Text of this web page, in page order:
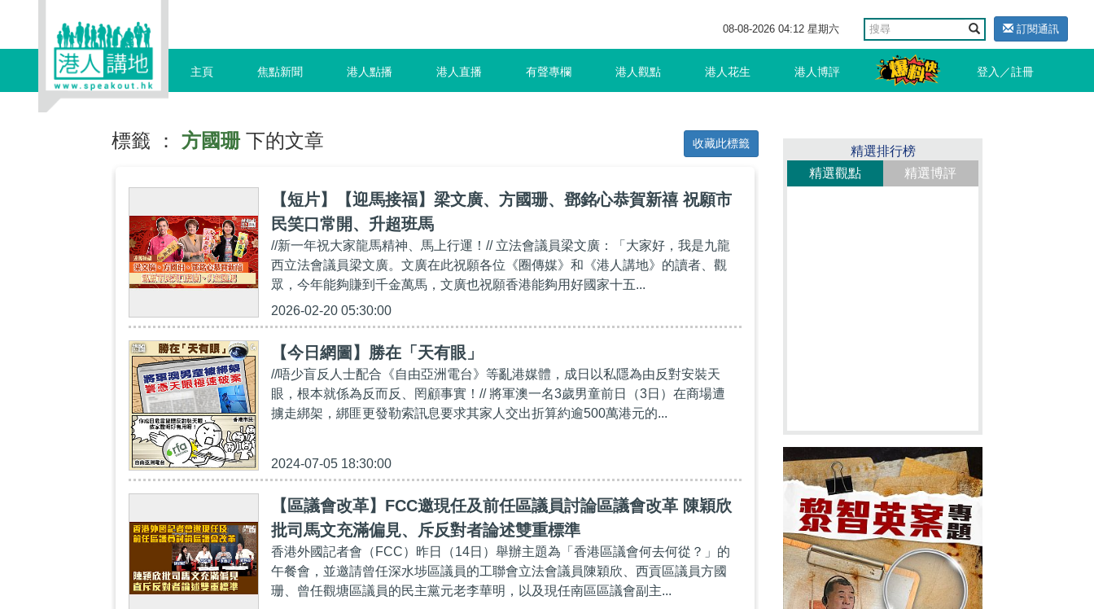
08-08-2026 04:12 星期六 訂閱通訊
主頁 焦點新聞 港人點播 港人直播 有聲專欄 港人觀點 港人花生 港人博評 登入／註冊
標籤 ： 方國珊下的文章 收藏此標籤
【短片】【迎馬接福】梁文廣、方國珊、鄧銘心恭賀新禧 祝願市
民笑口常開、升超班馬
//新一年祝大家龍馬精神、馬上行運！// 立法會議員梁文廣：「大家好，我是九龍
西立法會議員梁文廣。文廣在此祝願各位《圈傳媒》和《港人講地》的讀者、觀
眾，今年能夠賺到千金萬馬，文廣也祝願香港能夠用好國家十五...
2026-02-20 05:30:00
【今日網圖】勝在「天有眼」
//唔少盲反人士配合《自由亞洲電台》等亂港媒體，成日以私隱為由反對安裝天
眼，根本就係為反而反、罔顧事實！// 將軍澳一名3歲男童前日（3日）在商場遭
擄走綁架，綁匪更發勒索訊息要求其家人交出折算約逾500萬港元的...
2024-07-05 18:30:00
【區議會改革】FCC邀現任及前任區議員討論區議會改革 陳穎欣
批司馬文充滿偏見、斥反對者論述雙重標準
香港外國記者會（FCC）昨日（14日）舉辦主題為「香港區議會何去何從？」的
午餐會，並邀請曾任深水埗區議員的工聯會立法會議員陳穎欣、西貢區議員方國
珊、曾任觀塘區議員的民主黨元老李華明，以及現任南區區議會副主...
精選排行榜
精選觀點
精選博評